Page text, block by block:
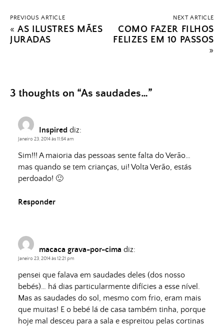
PREVIOUS ARTICLE
«AS ILUSTRES MÃES
JURADAS
NEXT ARTICLE
COMO FAZER FILHOS
FELIZES EM 10 PASSOS
»
3 thoughts on “As saudades…”
Inspired diz:
Janeiro 23, 2014 às 11:54 am
Sim!!! A maioria das pessoas sente falta do Verão…
mas quando se tem crianças, ui! Volta Verão, estás
perdoado! 🙂
Responder
macaca grava-por-cima diz:
Janeiro 23, 2014 às 12:21 pm
pensei que falava em saudades deles (dos nosso
bebés)… há dias particularmente difícies a esse nível.
Mas as saudades do sol, mesmo com frio, eram mais
que muitas! E o bebé lá de casa também tinha, porque
hoje mal desceu para a sala e espreitou pelas cortinas